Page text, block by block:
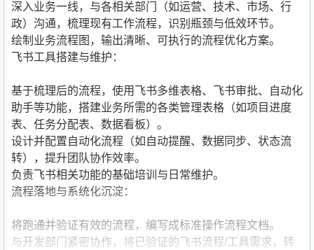
深入业务一线，与各相关部门（如运营、技术、市场、行
政）沟通，梳理现有工作流程，识别瓶颈与低效环节。
绘制业务流程图，输出清晰、可执行的流程优化方案。
飞书工具搭建与维护：
基于梳理后的流程，使用飞书多维表格、飞书审批、自动化
助手等功能，搭建业务所需的各类管理表格（如项目进度
表、任务分配表、数据看板）。
设计并配置自动化流程（如自动提醒、数据同步、状态流
转），提升团队协作效率。
负责飞书相关功能的基础培训与日常维护。
流程落地与系统化沉淀：
将跑通并验证有效的流程，编写成标准操作流程文档。
与开发部门紧密协作，将已验证的飞书流程/工具需求，转